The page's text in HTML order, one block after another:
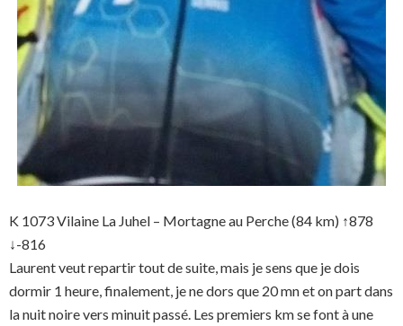
K 1073 Vilaine La Juhel – Mortagne au Perche (84 km) ↑878
↓-816
Laurent veut repartir tout de suite, mais je sens que je dois
dormir 1 heure, finalement, je ne dors que 20 mn et on part dans
la nuit noire vers minuit passé. Les premiers km se font à une